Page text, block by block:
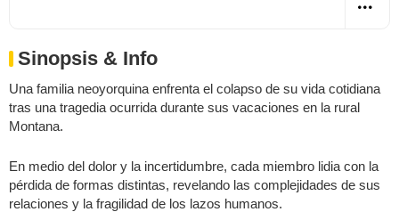
Sinopsis & Info
Una familia neoyorquina enfrenta el colapso de su vida cotidiana
tras una tragedia ocurrida durante sus vacaciones en la rural
Montana.
En medio del dolor y la incertidumbre, cada miembro lidia con la
pérdida de formas distintas, revelando las complejidades de sus
relaciones y la fragilidad de los lazos humanos.